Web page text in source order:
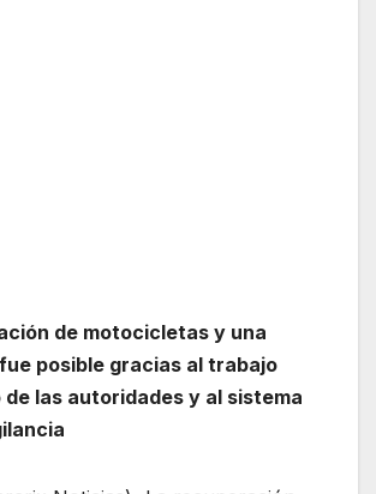
de motocicletas y una
posible gracias al trabajo
las autoridades y al sistema